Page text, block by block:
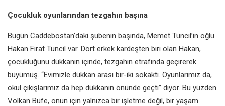
Çocukluk oyunlarından tezgahın başına
Bugün Caddebostan’daki şubenin başında, Memet Tuncil’in oğlu
Hakan Fırat Tuncil var. Dört erkek kardeşten biri olan Hakan,
çocukluğunu dükkanın içinde, tezgahın etrafında geçirerek
büyümüş. “Evimizle dükkan arası bir-iki sokaktı. Oyunlarımız da,
okul çıkışlarımız da hep dükkanın önünde geçti” diyor. Bu yüzden
Volkan Büfe, onun için yalnızca bir işletme değil, bir yaşam